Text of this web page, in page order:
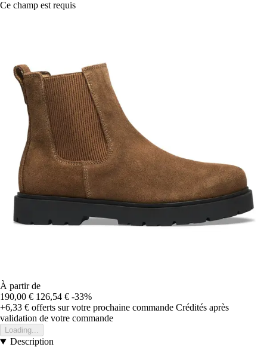
Ce champ est requis
À partir de
190,00 € 126,54 € -33%
+6,33 € offerts sur votre prochaine commande Crédités après
validation de votre commande
Loading...
Description